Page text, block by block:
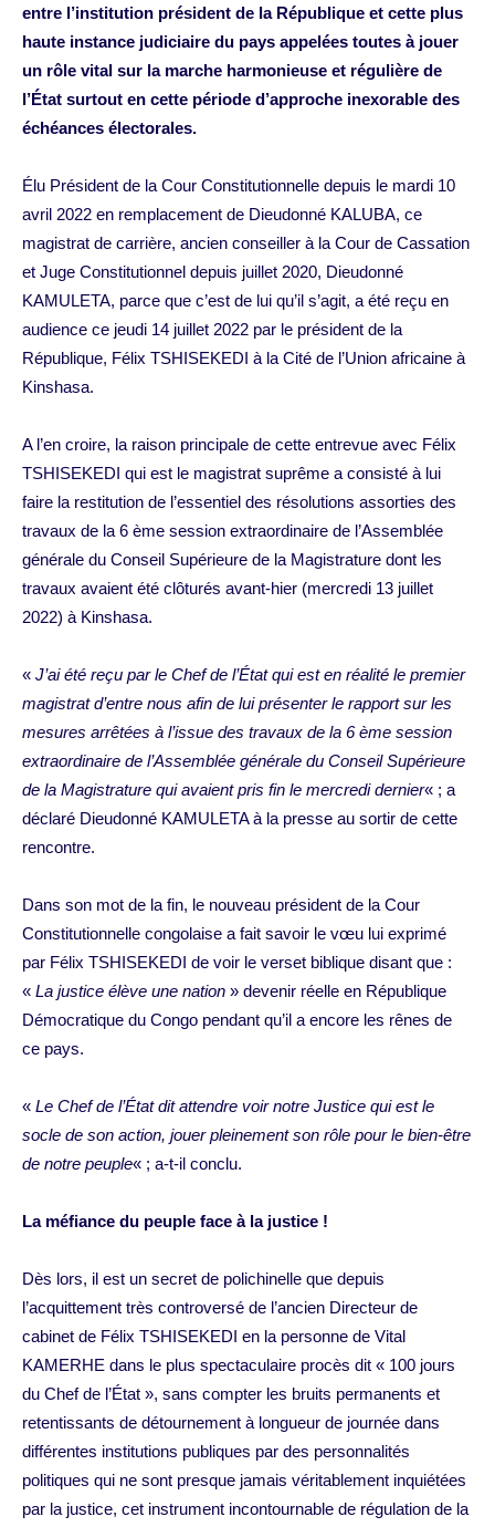
entre l’institution président de la République et cette plus
haute instance judiciaire du pays appelées toutes à jouer
un rôle vital sur la marche harmonieuse et régulière de
l’État surtout en cette période d’approche inexorable des
échéances électorales.
Élu Président de la Cour Constitutionnelle depuis le mardi 10
avril 2022 en remplacement de Dieudonné KALUBA, ce
magistrat de carrière, ancien conseiller à la Cour de Cassation
et Juge Constitutionnel depuis juillet 2020, Dieudonné
KAMULETA, parce que c’est de lui qu’il s’agit, a été reçu en
audience ce jeudi 14 juillet 2022 par le président de la
République, Félix TSHISEKEDI à la Cité de l’Union africaine à
Kinshasa.
A l’en croire, la raison principale de cette entrevue avec Félix
TSHISEKEDI qui est le magistrat suprême a consisté à lui
faire la restitution de l’essentiel des résolutions assorties des
travaux de la 6 ème session extraordinaire de l’Assemblée
générale du Conseil Supérieure de la Magistrature dont les
travaux avaient été clôturés avant-hier (mercredi 13 juillet
2022) à Kinshasa.
« J’ai été reçu par le Chef de l’État qui est en réalité le premier
magistrat d’entre nous afin de lui présenter le rapport sur les
mesures arrêtées à l’issue des travaux de la 6 ème session
extraordinaire de l’Assemblée générale du Conseil Supérieure
de la Magistrature qui avaient pris fin le mercredi dernier« ; a
déclaré Dieudonné KAMULETA à la presse au sortir de cette
rencontre.
Dans son mot de la fin, le nouveau président de la Cour
Constitutionnelle congolaise a fait savoir le vœu lui exprimé
par Félix TSHISEKEDI de voir le verset biblique disant que :
« La justice élève une nation » devenir réelle en République
Démocratique du Congo pendant qu’il a encore les rênes de
ce pays.
« Le Chef de l’État dit attendre voir notre Justice qui est le
socle de son action, jouer pleinement son rôle pour le bien-être
de notre peuple« ; a-t-il conclu.
La méfiance du peuple face à la justice !
Dès lors, il est un secret de polichinelle que depuis
l’acquittement très controversé de l’ancien Directeur de
cabinet de Félix TSHISEKEDI en la personne de Vital
KAMERHE dans le plus spectaculaire procès dit « 100 jours
du Chef de l’État », sans compter les bruits permanents et
retentissants de détournement à longueur de journée dans
différentes institutions publiques par des personnalités
politiques qui ne sont presque jamais véritablement inquiétées
par la justice, cet instrument incontournable de régulation de la